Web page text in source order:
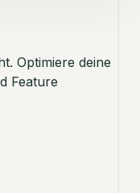
Optimiere deine
Feature